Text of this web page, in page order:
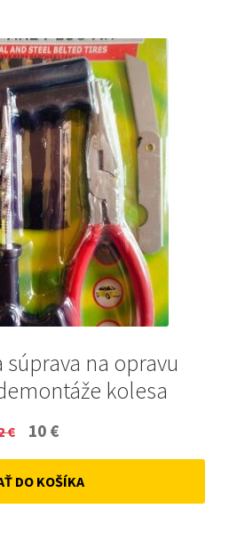
na opravu
kolesa
€
Original
price
was:
10 €
price
is:
DO KOŠÍKA